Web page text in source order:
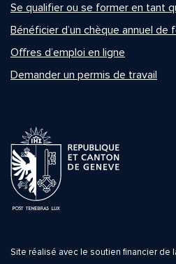
Se qualifier ou se former en tant
Bénéficier d’un chèque annuel de
Offres d’emploi en ligne
Demander un permis de travail
Site réalisé avec le soutien financier de